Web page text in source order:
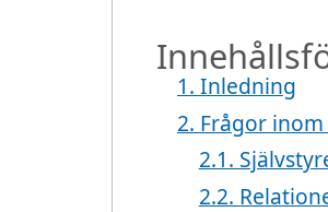
1. Inledning
2. Frågor
2.1.
2.2.